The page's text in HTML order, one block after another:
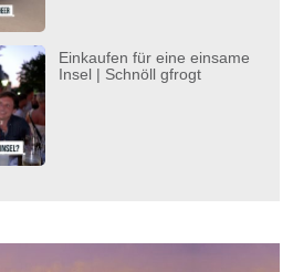
Einkaufen für eine einsame
Insel | Schnöll gfrogt